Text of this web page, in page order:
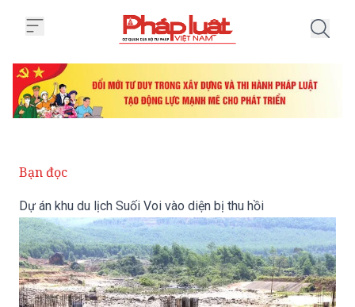
Bạn đọc
Dự án khu du lịch Suối Voi vào diện bị thu hồi